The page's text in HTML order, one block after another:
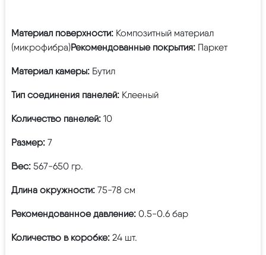
Материал поверхности: Композитный материал
(микрофибра)Рекомендованные покрытия: Паркет
Материал камеры: Бутил
Тип соединения панелей: Клееный
Количество панелей: 10
Размер: 7
Вес: 567-650 гр.
Длина окружности: 75-78 см
Рекомендованное давление: 0.5-0.6 бар
Количество в коробке: 24 шт.